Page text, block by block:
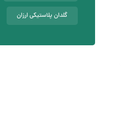
گلدان پلاستیکی ارزان